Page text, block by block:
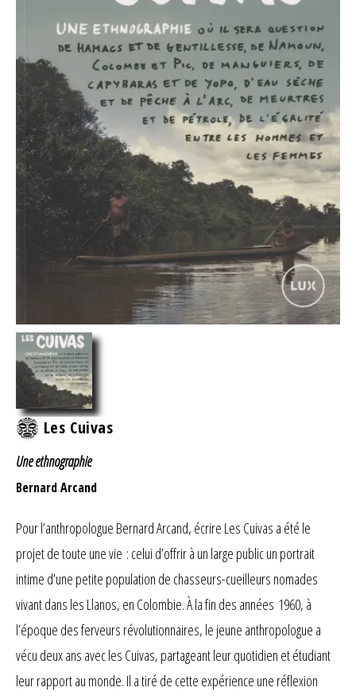
Les Cuivas
Une ethnographie
Bernard Arcand
Pour l’anthropologue Bernard Arcand, écrire Les Cuivas a été le
projet de toute une vie : celui d’offrir à un large public un portrait
intime d’une petite population de chasseurs-cueilleurs nomades
vivant dans les Llanos, en Colombie. À la fin des années 1960, à
l’époque des ferveurs révolutionnaires, le jeune anthropologue a
vécu deux ans avec les Cuivas, partageant leur quotidien et étudiant
leur rapport au monde. Il a tiré de cette expérience une réflexion